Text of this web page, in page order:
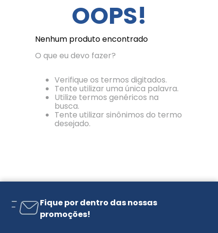
OOPS!
Nenhum produto encontrado
O que eu devo fazer?
Verifique os termos digitados.
Tente utilizar uma única palavra.
Utilize termos genéricos na
busca.
Tente utilizar sinônimos do termo
desejado.
Fique por dentro das nossas
promoções!